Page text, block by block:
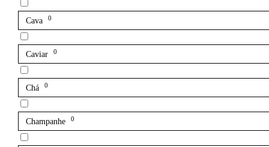
Cava 0
Caviar 0
Chá 0
Champanhe 0